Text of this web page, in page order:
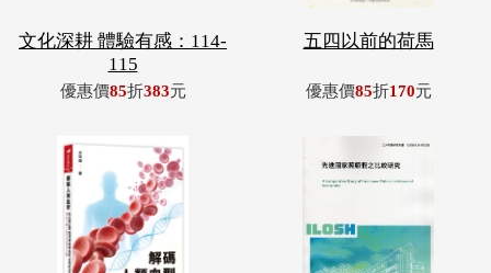
文化深耕 體驗有感：114-
115
優惠價85折383元
五四以前的荷馬
優惠價85折170元